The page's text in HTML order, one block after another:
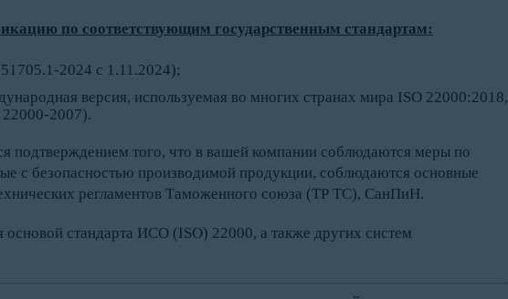
по соответствующим государственным стандартам:
2024 с 1.11.2024);
версия, используемая во многих странах мира ISO 22000:2018,
2007).
подтверждением того, что в вашей компании соблюдаются меры по
с безопасностью производимой продукции, соблюдаются основные
регламентов Таможенного союза (ТР ТС), СанПиН.
стандарта ИСО (ISO) 22000, а также других систем